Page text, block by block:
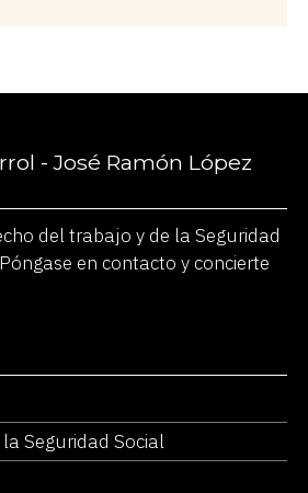
- José Ramón López
del trabajo y de la Seguridad
en contacto y concierte
Seguridad Social